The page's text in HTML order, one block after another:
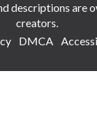
descriptions are
creators.
DMCA